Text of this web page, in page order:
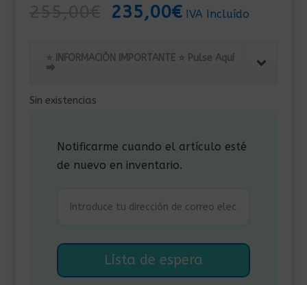
El
original
era:
235,00€El
actual
es:
IVA Incluído
⭐ INFORMACIÓN IMPORTANTE ⭐ Pulse Aquí
⮕
Sin existencias
Notificarme cuando el artículo esté
de nuevo en inventario.